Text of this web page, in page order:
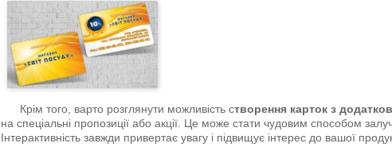
Крім того, варто розглянути можливість створення карток з
на спеціальні пропозиції або акції. Це може стати чудовим способом
Інтерактивність завжди привертає увагу і підвищує інтерес до вашої